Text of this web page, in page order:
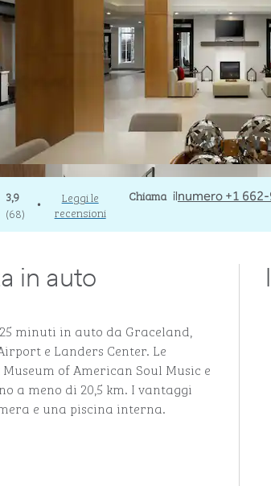
3,9
(68)
•
Leggi le
recensioni
Chiama
Chiama ilnumero +1
in auto
minuti in auto da Graceland,
e Landers Center. Le
of American Soul Music e
a meno di 20,5 km. I vantaggi
e una piscina interna.